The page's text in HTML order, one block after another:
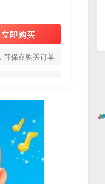
立即购买
可保存购买订单